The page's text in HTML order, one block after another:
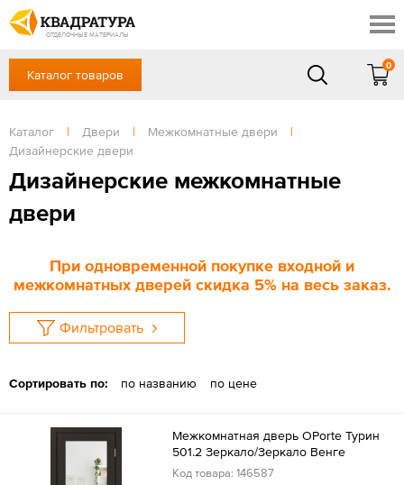
ОТДЕЛОЧНЫЕ МАТЕРИАЛЫ
Скидки
Акции
Готовые решения
Доставка и оплата
Отзывы
+7 (863) 309-13-16
Сб, Вс — выходной
ЗАКАЗАТЬ ЗВОНОК
Вход / Регистрация
Каталог товаров
0
Каталог | Двери | Межкомнатные двери
|
Дизайнерские двери
Дизайнерские межкомнатные
двери
При одновременной покупке входной и
межкомнатных дверей скидка 5% на весь заказ.
Фильтровать
Сортировать по: по названию по цене
Межкомнатная дверь OPorte Турин
501.2 Зеркало/Зеркало Венге
Код товара: 146587